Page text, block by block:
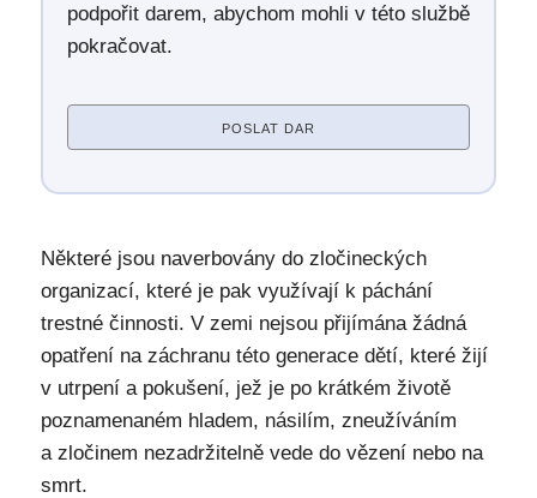
podpořit darem, abychom mohli v této službě
pokračovat.
POSLAT DAR
Některé jsou naverbovány do zločineckých
organizací, které je pak využívají k páchání
trestné činnosti. V zemi nejsou přijímána žádná
opatření na záchranu této generace dětí, které žijí
v utrpení a pokušení, jež je po krátkém životě
poznamenaném hladem, násilím, zneužíváním
a zločinem nezadržitelně vede do vězení nebo na
smrt.